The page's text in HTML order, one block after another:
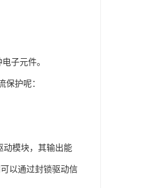
子元件。
护呢：
动模块，其输出能
以通过封锁驱动信